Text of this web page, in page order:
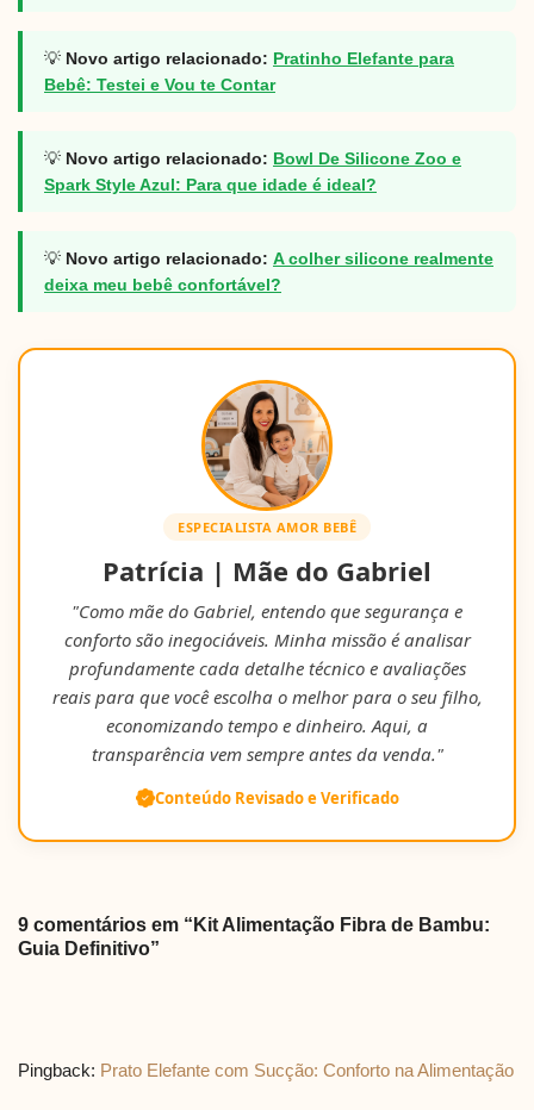
💡 Novo artigo relacionado: Pratinho Elefante para
Bebê: Testei e Vou te Contar
💡 Novo artigo relacionado: Bowl De Silicone Zoo e
Spark Style Azul: Para que idade é ideal?
💡 Novo artigo relacionado: A colher silicone realmente
deixa meu bebê confortável?
ESPECIALISTA AMOR BEBÊ
Patrícia | Mãe do Gabriel
"Como mãe do Gabriel, entendo que segurança e
conforto são inegociáveis. Minha missão é analisar
profundamente cada detalhe técnico e avaliações
reais para que você escolha o melhor para o seu filho,
economizando tempo e dinheiro. Aqui, a
transparência vem sempre antes da venda."
Conteúdo Revisado e Verificado
9 comentários em “Kit Alimentação Fibra de Bambu:
Guia Definitivo”
Pingback: Prato Elefante com Sucção: Conforto na Alimentação